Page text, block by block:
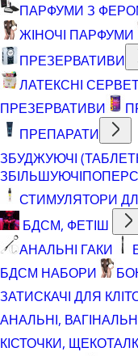
ПАРФУМИ З
ЖІНОЧІ ПАРФУМИ
ПРЕЗЕРВАТИВИ
ЛАТЕКСНІ
ПРЕЗЕРВАТИВИ
ПРЕПАРАТИ
ЗБУДЖУЮЧІ
ЗБІЛЬШУЮЧІ
СТИМУЛЯТОРИ
БДСМ, ФЕТІШ
АНАЛЬНІ ГАКИ
БДСМ НАБОРИ
ЗАТИСКАЧІ ДЛЯ
АНАЛЬНІ,
КІСТОЧКИ,